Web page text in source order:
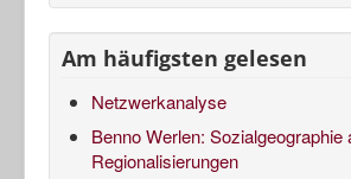
Am häufigsten gelesen
Netzwerkanalyse
Benno Werlen: Sozialgeographie
Regionalisierungen